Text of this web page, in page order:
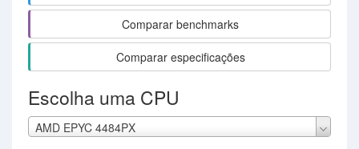
Comparar benchmarks
Comparar especificações
Escolha uma CPU
AMD EPYC 4484PX